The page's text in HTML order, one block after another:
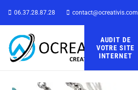
06.37.28.87.28 contact@ocreativis.com
AUDIT DE
VOTRE SITE
INTERNET